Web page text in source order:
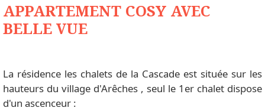
APPARTEMENT COSY AVEC
BELLE VUE
La résidence les chalets de la Cascade est située sur les
hauteurs du village d'Arêches , seul le 1er chalet dispose
d'un ascenceur :